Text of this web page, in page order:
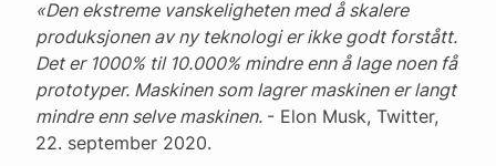
«Den ekstreme vanskeligheten med å skalere
produksjonen av ny teknologi er ikke godt forstått.
Det er 1000% til 10.000% mindre enn å lage noen få
prototyper. Maskinen som lagrer maskinen er langt
mindre enn selve maskinen. - Elon Musk, Twitter,
22. september 2020.